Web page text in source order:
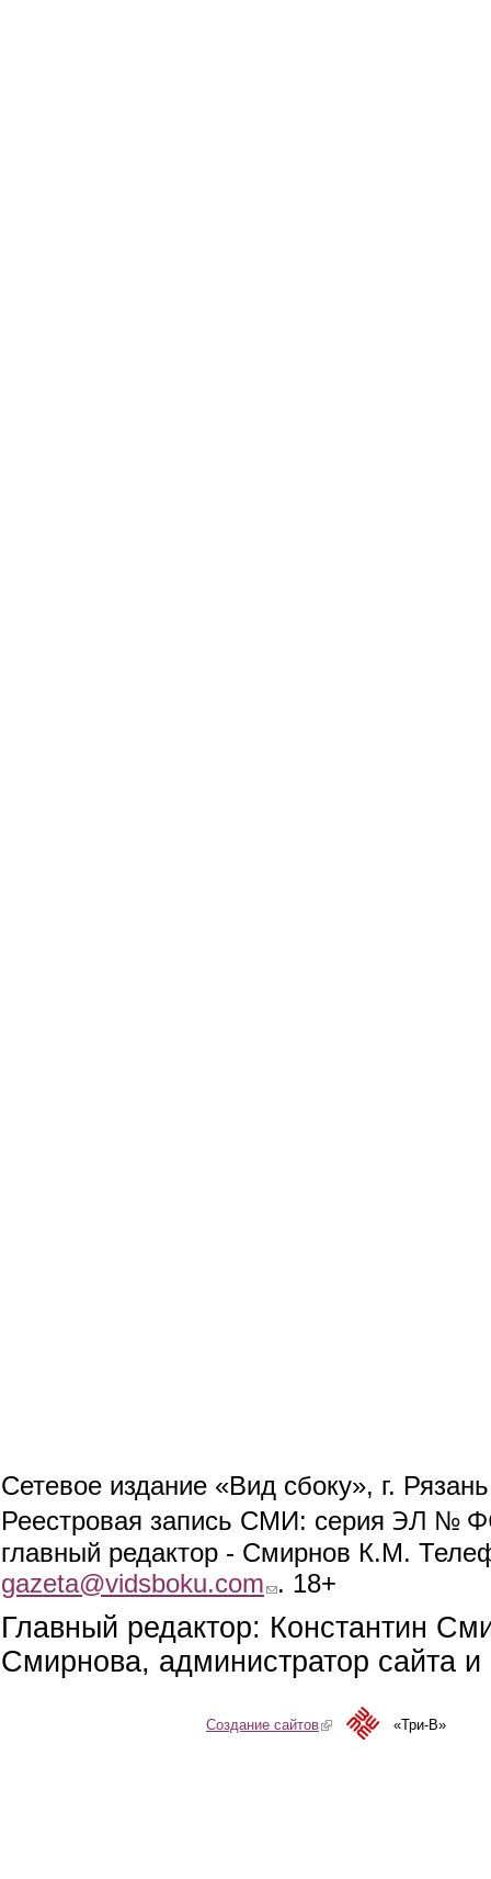
Сетевое издание «Вид сбоку», г.
Реестровая запись СМИ: серия ЭЛ №
главный редактор - Смирнов К.М.
gazeta@vidsboku.com (link sends e-mail)
. 18+
Главный редактор: Константин
Смирнова, администратор сайта
Создание сайтов(link is external)«Три-В»